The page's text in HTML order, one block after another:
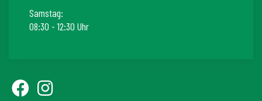
Samstag:
08:30 - 12:30 Uhr